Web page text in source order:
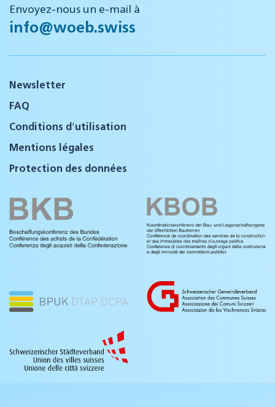
Envoyez-nous un e-mail à
info@woeb.swiss
Newsletter
FAQ
Conditions d'utilisation
Mentions légales
Protection des données